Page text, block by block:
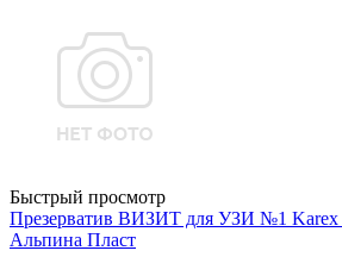
Быстрый просмотр
Презерватив ВИЗИТ для УЗИ №1 Karex
Альпина Пласт